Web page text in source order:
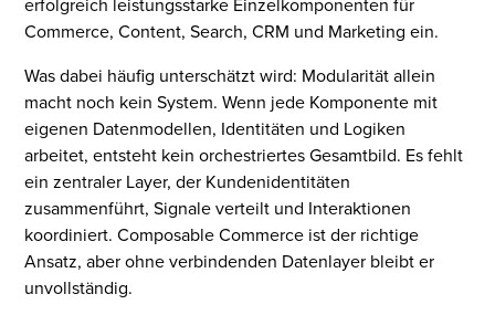
Commerce, Content, Search, CRM und Marketing ein.
Was dabei häufig unterschätzt wird: Modularität allein
macht noch kein System. Wenn jede Komponente mit
eigenen Datenmodellen, Identitäten und Logiken
arbeitet, entsteht kein orchestriertes Gesamtbild. Es fehlt
ein zentraler Layer, der Kundenidentitäten
zusammenführt, Signale verteilt und Interaktionen
koordiniert. Composable Commerce ist der richtige
Ansatz, aber ohne verbindenden Datenlayer bleibt er
unvollständig.